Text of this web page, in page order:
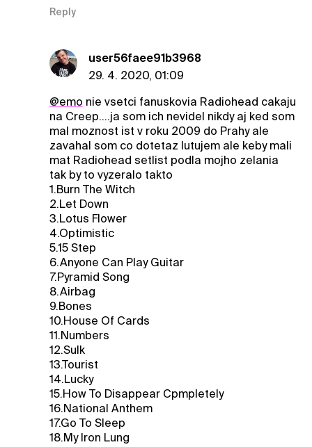
Reply
user56faee91b3968
29. 4. 2020, 01:09
@emo nie vsetci fanuskovia Radiohead cakaju
na Creep....ja som ich nevidel nikdy aj ked som
mal moznost ist v roku 2009 do Prahy ale
zavahal som co dotetaz lutujem ale keby mali
mat Radiohead setlist podla mojho zelania
tak by to vyzeralo takto
1.Burn The Witch
2.Let Down
3.Lotus Flower
4.Optimistic
5.15 Step
6.Anyone Can Play Guitar
7.Pyramid Song
8.Airbag
9.Bones
10.House Of Cards
11.Numbers
12.Sulk
13.Tourist
14.Lucky
15.How To Disappear Cpmpletely
16.National Anthem
17.Go To Sleep
18.My Iron Lung